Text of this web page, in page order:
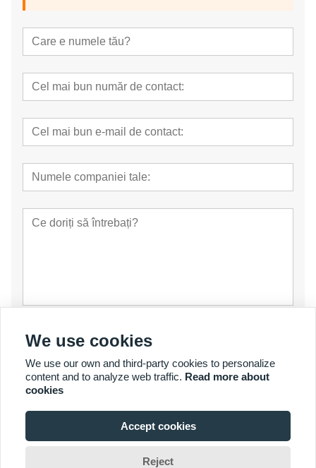
prezenta
© Copyright 2007 - 2026 YalaTech Co., Ltd
We use cookies
We use our own and third-party cookies to personalize
content and to analyze web traffic. Read more about
cookies
Accept cookies
Reject